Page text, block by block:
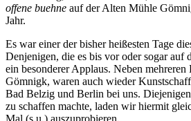
offene buehne auf der Alten Mühle
Jahr.
Es war einer der bisher heißesten Tage
Denjenigen, die es bis vor oder sogar auf
ein besonderer Applaus. Neben
Gömnigk, waren auch wieder
Bad Belzig und Berlin bei uns.
zu schaffen machte, laden wir hiermit
Mal (s.u.) auszuprobieren.